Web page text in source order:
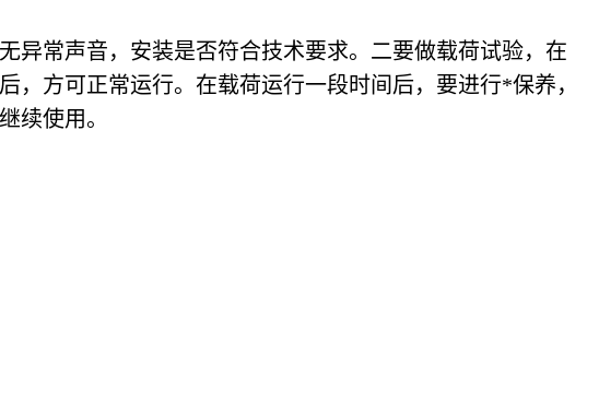
异常声音，安装是否符合技术要求。二要做载荷试验，在
，方可正常运行。在载荷运行一段时间后，要进行*保养，
续使用。